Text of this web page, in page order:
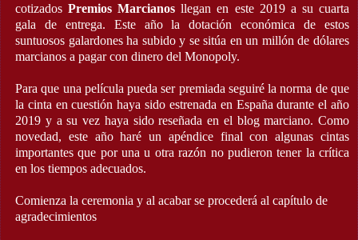
cotizadosPremios Marcianosllegan en este 2019 a su cuarta
gala de entrega. Este año la dotación económica de estos
suntuosos galardones ha subido y se sitúa en un millón de dólares
marcianos a pagar con dinero del Monopoly.
Para que una película pueda ser premiada seguiré la norma de que
la cinta en cuestión haya sido estrenada en España durante el año
2019 y a su vez haya sido reseñada en el blog marciano. Como
novedad, este año haré un apéndice final con algunas cintas
importantes que por una u otra razón no pudieron tener la crítica
en los tiempos adecuados.
Comienza la ceremonia y al acabar se procederá al capítulo de
agradecimientos